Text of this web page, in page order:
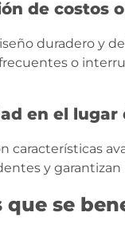
de costos
duradero y
o
en el lugar
características
y
que se